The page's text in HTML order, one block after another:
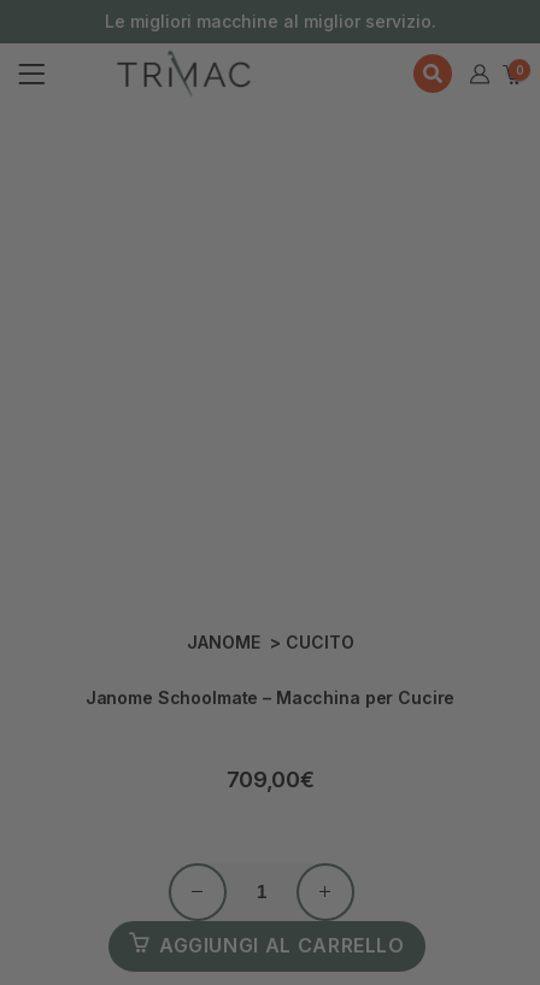
Le migliori macchine al miglior servizio.
0
JANOME > CUCITO
Janome Schoolmate – Macchina per Cucire
709,00€
AGGIUNGI AL CARRELLO